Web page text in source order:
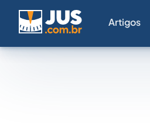
Artigos